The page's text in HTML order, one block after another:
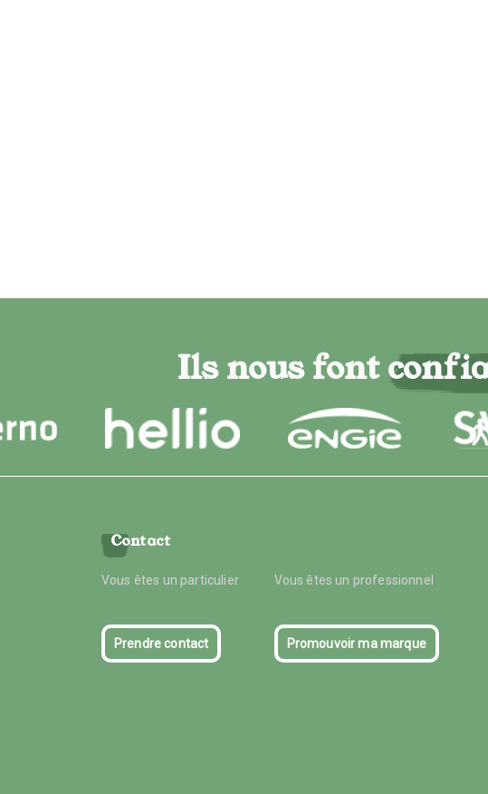
Ils nous font
Contact
Vous êtes un particulier Vous êtes un professionnel
Prendre contact Promouvoir ma marque